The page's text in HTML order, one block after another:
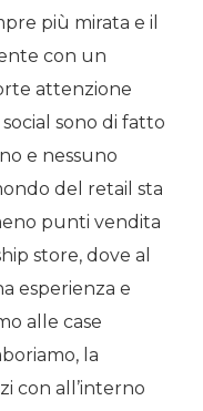
più mirata e il
con un
attenzione
sono di fatto
e nessuno
del retail sta
punti vendita
store, dove al
esperienza e
alle case
la
con all’interno